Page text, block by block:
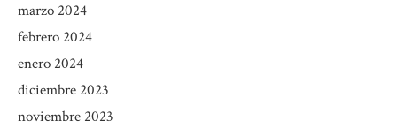
marzo 2024
febrero 2024
enero 2024
diciembre 2023
noviembre 2023